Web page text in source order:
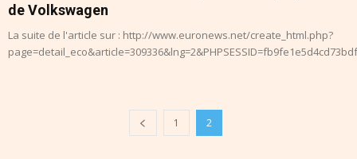
de Volkswagen
La suite de l'article sur : http://www.euronews.net/create_html.php?
1 2